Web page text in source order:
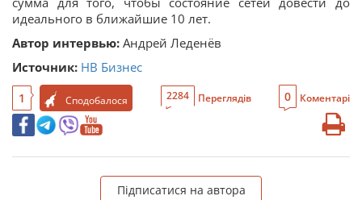
идеального в ближайшие 10 лет.
Автор интервью: Андрей Леденёв
Источник: НВ Бизнес
1 Сподобалося 2284 Переглядів 0 Коментарі
Підписатися на автора